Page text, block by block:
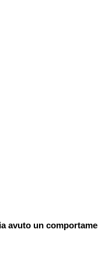
avuto un